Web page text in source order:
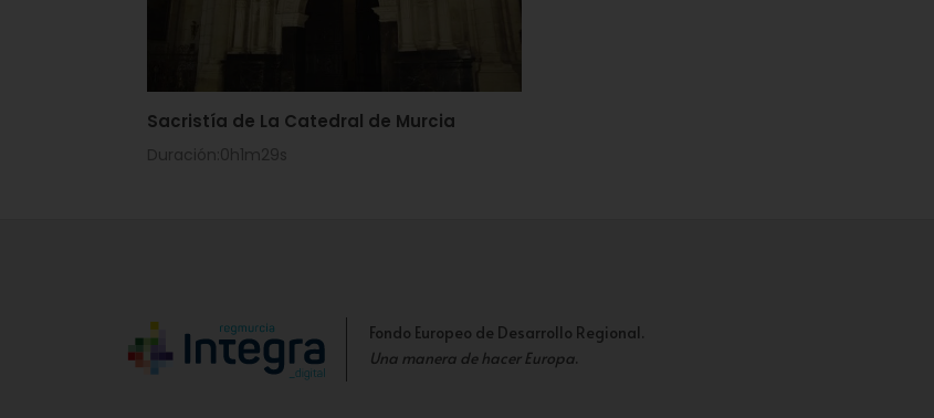
Sacristía de La Catedral de Murcia
Duración:0h1m29s
Fondo Europeo de Desarrollo Regional.
Una manera de hacer Europa.